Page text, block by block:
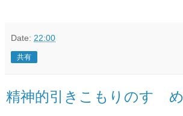
Date: 22:00
共有
精神的引きこもりのすゝめ